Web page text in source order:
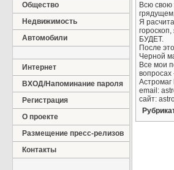
Общество
Недвижимость
Автомобили
Интернет
ВХОД/Напоминание пароля
Регистрация
О проекте
Размещение пресс-релизов
Контакты
Всю свою
Я
БУДЕТ.
После
Черной
Все мои
вопросах
email:
сайт: